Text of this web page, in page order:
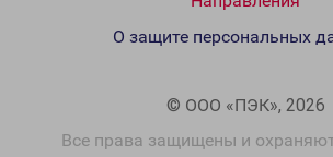
© ООО «ПЭК», 2026
Все права защищены и
О защите персональных